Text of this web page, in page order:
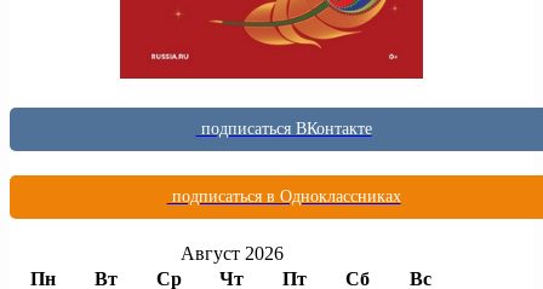
подписаться ВКонтакте
подписаться в Одноклассниках
Август 2026
Пн
Вт Ср Чт Пт Сб Вс